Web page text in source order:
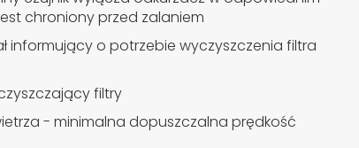
chroniony przed zalaniem
informujący o potrzebie wyczyszczenia filtra
filtry
- minimalna dopuszczalna prędkość